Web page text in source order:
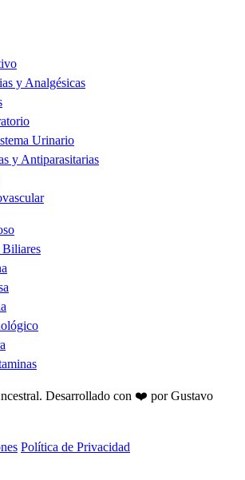
y Analgésicas
Urinario
y Antiparasitarias
Desarrollado con ❤️ por Gustavo
Política de Privacidad